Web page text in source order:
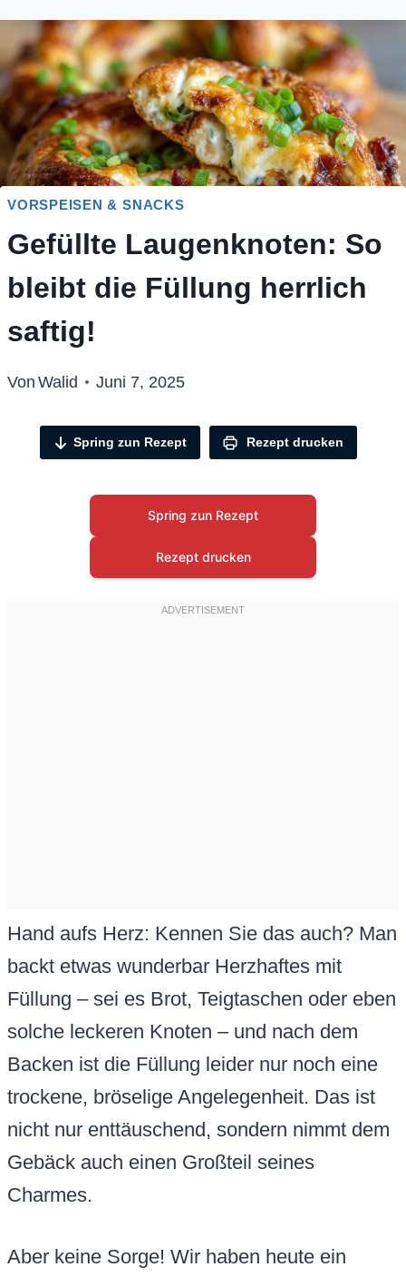
VORSPEISEN & SNACKS
Gefüllte Laugenknoten: So
bleibt die Füllung herrlich
saftig!
Von Walid Juni 7, 2025
Spring zun Rezept Rezept drucken
Spring zun Rezept
Rezept drucken
Hand aufs Herz: Kennen Sie das auch? Man
backt etwas wunderbar Herzhaftes mit
Füllung – sei es Brot, Teigtaschen oder eben
solche leckeren Knoten – und nach dem
Backen ist die Füllung leider nur noch eine
trockene, bröselige Angelegenheit. Das ist
nicht nur enttäuschend, sondern nimmt dem
Gebäck auch einen Großteil seines
Charmes.
Aber keine Sorge! Wir haben heute ein